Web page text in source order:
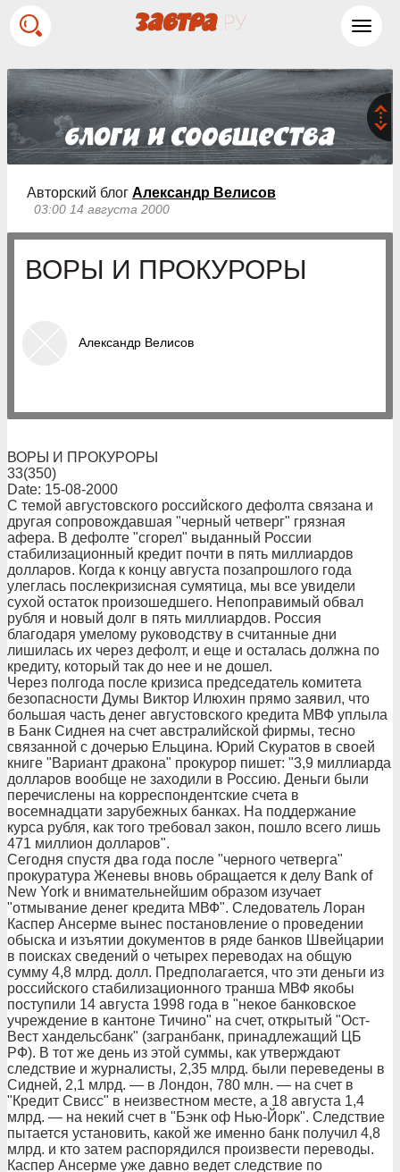
Авторский блог Александр Велисов
03:00 14 августа 2000
ВОРЫ И ПРОКУРОРЫ
Александр Велисов
ВОРЫ И ПРОКУРОРЫ
33(350)
Date: 15-08-2000
С темой августовского российского дефолта связана и
другая сопровождавшая "черный четверг" грязная
афера. В дефолте "сгорел" выданный России
стабилизационный кредит почти в пять миллиардов
долларов. Когда к концу августа позапрошлого года
улеглась послекризисная сумятица, мы все увидели
сухой остаток произошедшего. Непоправимый обвал
рубля и новый долг в пять миллиардов. Россия
благодаря умелому руководству в считанные дни
лишилась их через дефолт, и еще и осталась должна по
кредиту, который так до нее и не дошел.
Через полгода после кризиса председатель комитета
безопасности Думы Виктор Илюхин прямо заявил, что
большая часть денег августовского кредита МВФ уплыла
в Банк Сиднея на счет австралийской фирмы, тесно
связанной с дочерью Ельцина. Юрий Скуратов в своей
книге "Вариант дракона" прокурор пишет: "3,9 миллиарда
долларов вообще не заходили в Россию. Деньги были
перечислены на корреспондентские счета в
восемнадцати зарубежных банках. На поддержание
курса рубля, как того требовал закон, пошло всего лишь
471 миллион долларов".
Сегодня спустя два года после "черного четверга"
прокуратура Женевы вновь обращается к делу Bank of
New York и внимательнейшим образом изучает
"отмывание денег кредита МВФ". Следователь Лоран
Каспер Ансерме вынес постановление о проведении
обыска и изъятии документов в ряде банков Швейцарии
в поисках сведений о четырех переводах на общую
сумму 4,8 млрд. долл. Предполагается, что эти деньги из
российского стабилизационного транша МВФ якобы
поступили 14 августа 1998 года в "некое банковское
учреждение в кантоне Тичино" на счет, открытый "Ост-
Вест хандельсбанк" (загранбанк, принадлежащий ЦБ
РФ). В тот же день из этой суммы, как утверждают
следствие и журналисты, 2,35 млрд. были переведены в
Сидней, 2,1 млрд. — в Лондон, 780 млн. — на счет в
"Кредит Свисс" в неизвестном месте, а 18 августа 1,4
млрд. — на некий счет в "Бэнк оф Нью-Йорк". Следствие
пытается установить, какой же именно банк получил 4,8
млрд. и кто затем распорядился произвести переводы.
Каспер Ансерме уже давно ведет следствие по